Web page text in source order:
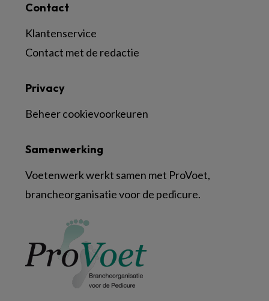
Contact
Klantenservice
Contact met de redactie
Samenwerking
Voetenwerk werkt samen met ProVoet,
brancheorganisatie voor de pedicure.
Privacy
Beheer cookievoorkeuren